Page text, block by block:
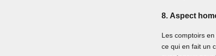
8. Aspect
Les comptoirs
ce qui en fait un